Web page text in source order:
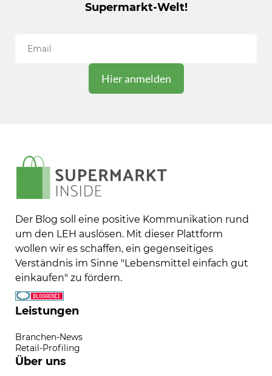
Supermarkt-Welt!
Der Blog soll eine positive Kommunikation rund
um den LEH auslösen. Mit dieser Plattform
wollen wir es schaffen, ein gegenseitiges
Verständnis im Sinne "Lebensmittel einfach gut
einkaufen" zu fördern.
Leistungen
Branchen-News
Retail-Profiling
Über uns